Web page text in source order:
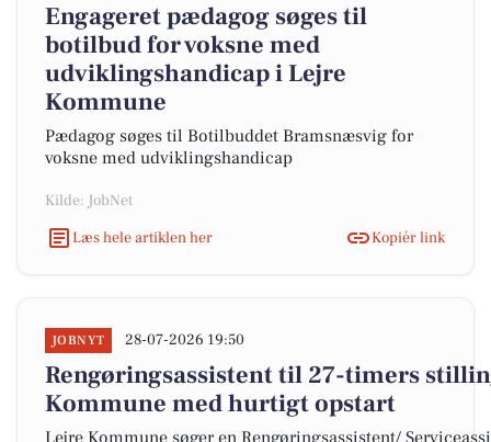
Engageret pædagog søges til
botilbud for voksne med
udviklingshandicap i Lejre
Kommune
Pædagog søges til Botilbuddet Bramsnæsvig for
voksne med udviklingshandicap
Kilde: JobNet
Læs hele artiklen her
Kopiér link
JOBNYT 28-07-2026 19:50
Rengøringsassistent til 27-timers
Kommune med hurtigt opstart
Lejre Kommune søger en Rengøringsassistent/